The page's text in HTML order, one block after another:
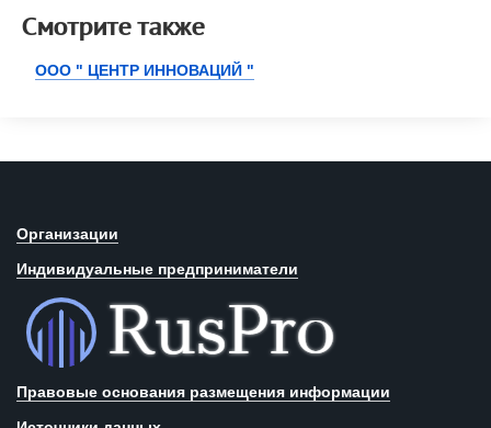
Смотрите также
ООО " ЦЕНТР ИННОВАЦИЙ "
Организации
Индивидуальные предприниматели
Правовые основания размещения информации